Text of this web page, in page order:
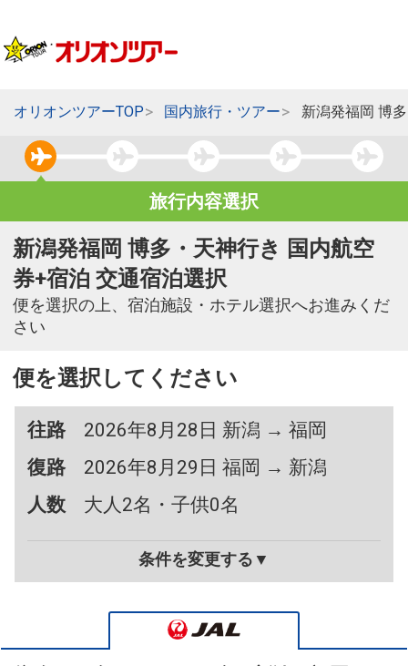
オリオンツアーTOP 国内旅行・ツアー 新潟発福岡 博
旅行内容選択
新潟発福岡 博多・天神行き 国内航空
券+宿泊 交通宿泊選択
便を選択の上、宿泊施設・ホテル選択へお進みくだ
さい
便を選択してください
往路
2026年8月28日 新潟 → 福岡
復路
2026年8月29日 福岡 → 新潟
人数
大人2名・子供0名
条件を変更する▼